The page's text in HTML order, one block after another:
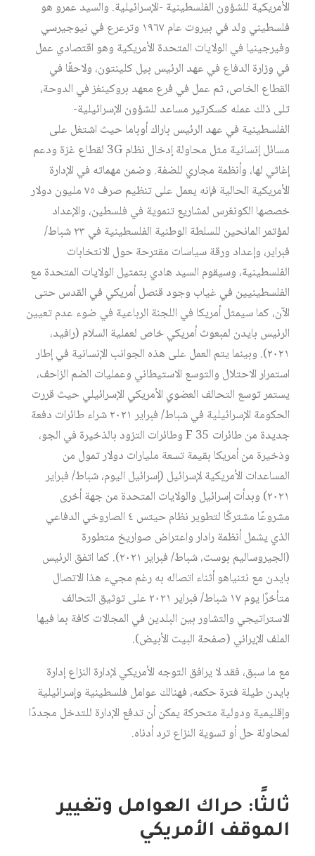
الأمريكية للشؤون الفلسطينية -الإسرائيلية. والسيد عمرو هو
فلسطيني ولد في بيروت عام ١٩٦٧ وترعرع في نيوجيرسي
وفيرجينيا في الولايات المتحدة الأمريكية وهو اقتصادي عمل
في وزارة الدفاع في عهد الرئيس بيل كلينتون، ولاحقًا في
القطاع الخاص، ثم عمل في فرع معهد بروكينغز في الدوحة،
تلى ذلك عمله كسكرتير مساعد للشؤون الإسرائيلية-
الفلسطينية في عهد الرئيس باراك أوباما حيث اشتغل على
مسائل إنسانية مثل محاولة إدخال نظام 3G لقطاع غزة ودعم
إغاثي لها، وأنظمة مجاري للضفة. وضمن مهماته في الإدارة
الأمريكية الحالية فإنه يعمل على تنظيم صرف ٧٥ مليون دولار
خصصها الكونغرس لمشاريع تنموية في فلسطين، والإعداد
لمؤتمر المانحين للسلطة الوطنية الفلسطينية في ٢٣ شباط/
فبراير، وإعداد ورقة سياسات مقترحة حول الانتخابات
الفلسطينية، وسيقوم السيد هادي بتمثيل الولايات المتحدة مع
الفلسطينيين في غياب وجود قنصل أمريكي في القدس حتى
الآن، كما سيمثل أمريكا في اللجنة الرباعية في ضوء عدم تعيين
الرئيس بايدن لمبعوث أمريكي خاص لعملية السلام (رافيد،
٢٠٢١). وبينما يتم العمل على هذه الجوانب الإنسانية في إطار
استمرار الاحتلال والتوسع الاستيطاني وعمليات الضم الزاحف،
يستمر توسع التحالف العضوي الأمريكي الإسرائيلي حيث قررت
الحكومة الإسرائيلية في شباط/ فبراير ٢٠٢١ شراء طائرات دفعة
جديدة من طائرات F 35 وطائرات التزود بالذخيرة في الجو،
وذخيرة من أمريكا بقيمة تسعة مليارات دولار تمول من
المساعدات الأمريكية لإسرائيل (إسرائيل اليوم، شباط/ فبراير
٢٠٢١) وبدأت إسرائيل والولايات المتحدة من جهة أخرى
مشروعًا مشتركًا لتطوير نظام حيتس ٤ الصاروخي الدفاعي
الذي يشمل أنظمة رادار واعتراض صواريخ متطورة
(الجيروساليم بوست، شباط/ فبراير ٢٠٢١). كما اتفق الرئيس
بايدن مع نتنياهو أثناء اتصاله به رغم مجيء هذا الاتصال
متأخرًا يوم ١٧ شباط/ فبراير ٢٠٢١ على توثيق التحالف
الاستراتيجي والتشاور بين البلدين في المجالات كافة بما فيها
الملف الإيراني (صفحة البيت الأبيض).
مع ما سبق، فقد لا يرافق التوجه الأمريكي لإدارة النزاع إدارة
بايدن طيلة فترة حكمه، فهنالك عوامل فلسطينية وإسرائيلية
وإقليمية ودولية متحركة يمكن أن تدفع الإدارة للتدخل مجددًا
لمحاولة حل أو تسوية النزاع ترد أدناه.
ثالثًا: حراك العوامل وتغيير
الموقف الأمريكي